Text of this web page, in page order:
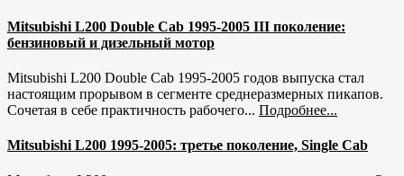
Mitsubishi L200 Double Cab 1995-2005 III поколение:
бензиновый и дизельный мотор
Mitsubishi L200 Double Cab 1995-2005 годов выпуска стал
настоящим прорывом в сегменте среднеразмерных пикапов.
Сочетая в себе практичность рабочего... Подробнее...
Mitsubishi L200 1995-2005: третье поколение, Single Cab